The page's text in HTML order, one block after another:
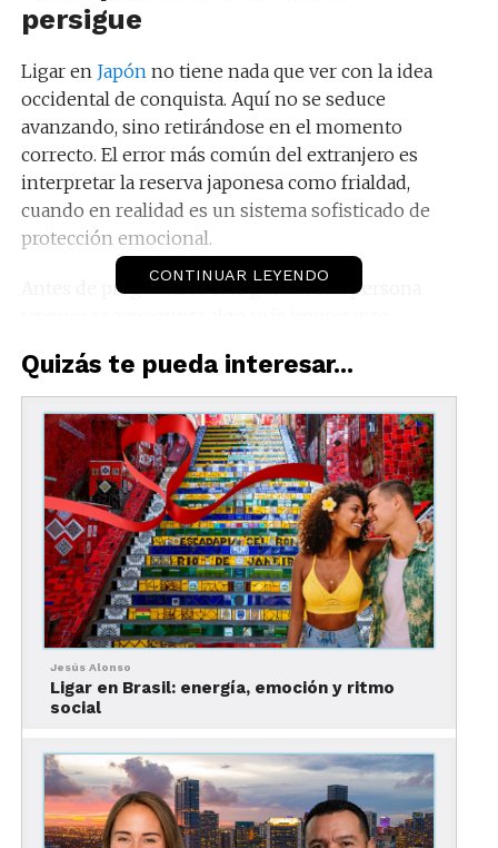
persigue
Ligar en Japón no tiene nada que ver con la idea
occidental de conquista. Aquí no se seduce
avanzando, sino retirándose en el momento
correcto. El error más común del extranjero es
interpretar la reserva japonesa como frialdad,
cuando en realidad es un sistema sofisticado de
protección emocional.
Antes de preguntarse si le gustas, una persona
CONTINUAR LEYENDO
Quizás te pueda interesar...
Jesús Alonso
Ligar en Brasil: energía, emoción y ritmo
social